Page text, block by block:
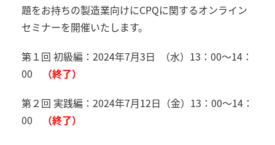
題をお持ちの製造業向けにCPQに関するオンライン
セミナーを開催いたします。
第１回 初級編： 2024年7月3日 （水） 13 ： 00～14 ：
00
（終了）
第２回 実践編： 2024年7月12日（金） 13 ： 00～14 ：
00
（終了）